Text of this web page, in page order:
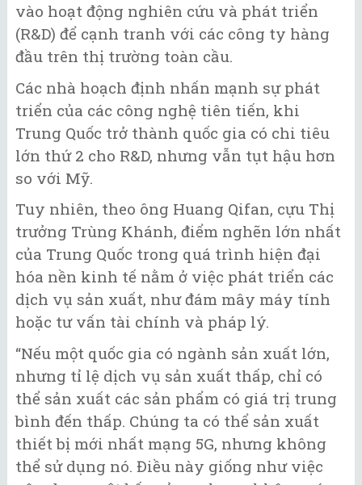
vào hoạt động nghiên cứu và phát triển
(R&D) để cạnh tranh với các công ty hàng
đầu trên thị trường toàn cầu.
Các nhà hoạch định nhấn mạnh sự phát
triển của các công nghệ tiên tiến, khi
Trung Quốc trở thành quốc gia có chi tiêu
lớn thứ 2 cho R&D, nhưng vẫn tụt hậu hơn
so với Mỹ.
Tuy nhiên, theo ông Huang Qifan, cựu Thị
trưởng Trùng Khánh, điểm nghẽn lớn nhất
của Trung Quốc trong quá trình hiện đại
hóa nền kinh tế nằm ở việc phát triển các
dịch vụ sản xuất, như đám mây máy tính
hoặc tư vấn tài chính và pháp lý.
“Nếu một quốc gia có ngành sản xuất lớn,
nhưng tỉ lệ dịch vụ sản xuất thấp, chỉ có
thể sản xuất các sản phẩm có giá trị trung
bình đến thấp. Chúng ta có thể sản xuất
thiết bị mới nhất mạng 5G, nhưng không
thể sử dụng nó. Điều này giống như việc